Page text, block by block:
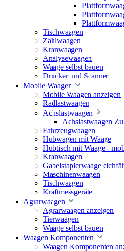
Tischwaagen
Zählwaagen
Kranwaagen
Analysewaagen
Waage selbst bauen
Drucker und Scanner
Mobile Waagen
Mobile Waagen anzeigen
Radlastwaagen
Achslastwaagen
Achslastwaagen
Fahrzeugwaagen
Hubwagen mit Waage
Hubtisch mit Waage -
Kranwaagen
Gabelstaplerwaage
Maschinenwaagen
Tischwaagen
Kraftmessgeräte
Agrarwaagen
Agrarwaagen anzeigen
Tierwaagen
Waage selbst bauen
Waagen Komponenten
Waagen Komponenten